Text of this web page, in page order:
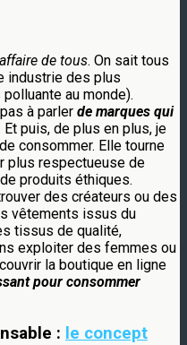
de tous. On sait tous
industrie des plus
au monde).
à parler de marques qui
. Et puis, de plus en plus, je
consommer. Elle tourne
plus respectueuse de
de produits éthiques.
des créateurs ou des
vêtements issus du
tissus de qualité,
exploiter des femmes ou
la boutique en ligne
pour consommer
: le concept